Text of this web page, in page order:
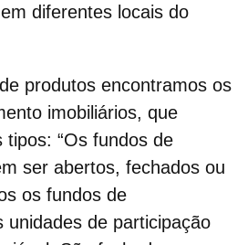
diferentes locais do
produtos encontramos os
imobiliários, que
tipos: “Os fundos de
ser abertos, fechados ou
os fundos de
unidades de participação